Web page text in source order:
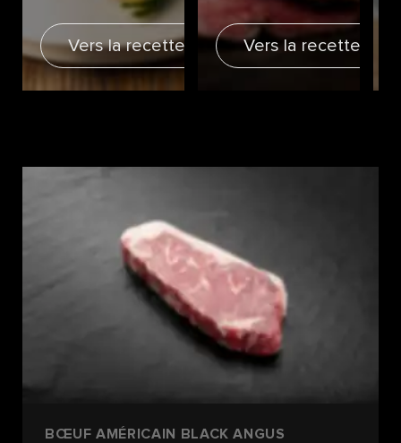
Vers la recette Vers la recette
BŒUF AMÉRICAIN BLACK ANGUS